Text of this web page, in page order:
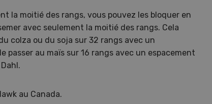
la moitié des rangs, vous pouvez les bloquer en
avec seulement la moitié des rangs. Cela
colza ou du soja sur 32 rangs avec un
passer au maïs sur 16 rangs avec un espacement
au Canada.
L’agriculture à l’ère du changement